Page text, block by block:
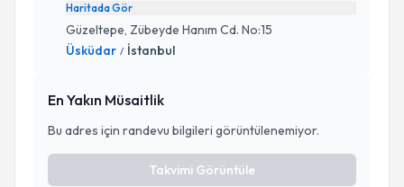
Haritada Gör
Güzeltepe, Zübeyde Hanım Cd. No:15
Üsküdar / İstanbul
En Yakın Müsaitlik
Bu adres için randevu bilgileri görüntülenemiyor.
Takvimi Görüntüle